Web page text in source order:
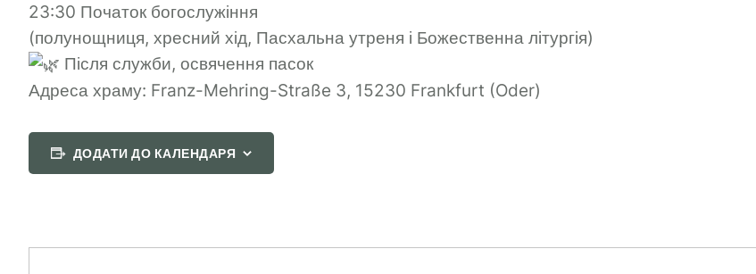
23:30 Початок богослужіння
(полунощниця, хресний хід, Пасхальна утреня і Божественна літургія)
Після служби, освячення пасок
Адреса храму: Franz-Mehring-Straße 3, 15230 Frankfurt (Oder)
ДОДАТИ ДО КАЛЕНДАРЯ